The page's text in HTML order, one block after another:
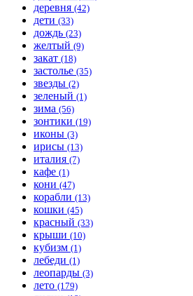
деревня (42)
дети (33)
дождь (23)
желтый (9)
закат (18)
застолье (35)
звезды (2)
зеленый (1)
зима (56)
зонтики (19)
иконы (3)
ирисы (13)
италия (7)
кафе (1)
кони (47)
корабли (13)
кошки (45)
красный (33)
крыши (10)
кубизм (1)
лебеди (1)
леопарды (3)
лето (179)